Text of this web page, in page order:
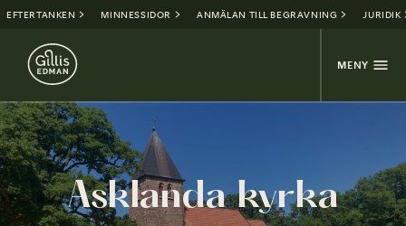
EFTERTANKEN MINNESSIDOR ANMÄLAN TILL BEGRAVNING JURIDIK
MENY
Asklanda kyrka